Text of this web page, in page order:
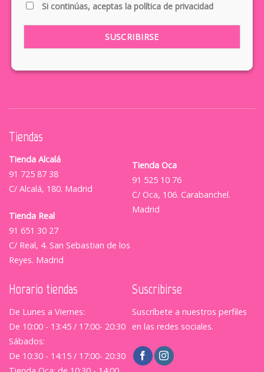
Si continúas, aceptas la política de privacidad
Tiendas
Tienda Alcalá
91 725 87 38
C/ Alcalá, 180. Madrid
Tienda Real
91 651 30 27
C/ Real, 4. San Sebastian de los
Reyes. Madrid
Tienda Oca
91 525 10 76
C/ Oca, 106. Carabanchel.
Madrid
Horario tiendas
De Lunes a Viernes:
De 10:00 - 13:45 / 17:00- 20:30
Sábados:
De 10:30 - 14:15 / 17:00- 20:30
Suscribirse
Suscríbete a nuestros perfiles
en las redes sociales.